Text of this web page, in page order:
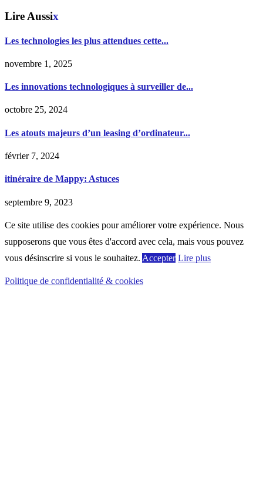
Lire Aussix
Les technologies les plus attendues cette...
novembre 1, 2025
Les innovations technologiques à surveiller de...
octobre 25, 2024
Les atouts majeurs d’un leasing d’ordinateur...
février 7, 2024
itinéraire de Mappy: Astuces
septembre 9, 2023
Ce site utilise des cookies pour améliorer votre expérience. Nous
supposerons que vous êtes d'accord avec cela, mais vous pouvez
vous désinscrire si vous le souhaitez. Accepter Lire plus
Politique de confidentialité & cookies